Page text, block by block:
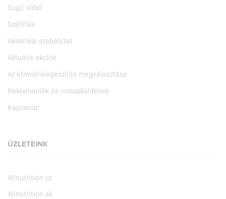
Súgó oldal
Szállítás
Vásárlási szabályzat
Aktuális akciók
Az étrend-kiegészítés megválasztása
Reklamációk és visszaküldések
Kapcsolat
ÜZLETEINK
Allnutrition.cz
Allnutrition.sk